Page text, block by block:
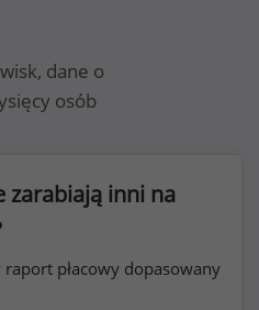
dane o
osób
zarabiają inni na
płacowy dopasowany